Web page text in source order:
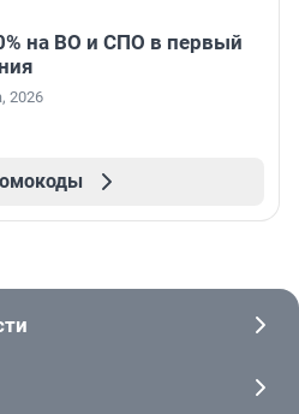
на ВО и СПО в первый
2026